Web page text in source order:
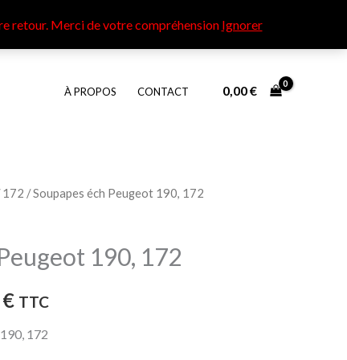
retour​. Merci de votre compréhension Ignorer
À PROPOS CONTACT 0,00€
172 / Soupapes éch Peugeot 190, 172
190, 172
€
Plage
prix :
25,00 €
à
TTC
172